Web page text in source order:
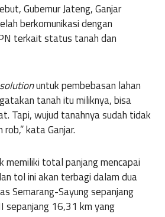
Gubernur Jateng, Ganjar
berkomunikasi dengan
terkait status tanah dan
untuk pembebasan lahan
tanah itu miliknya, bisa
Tapi, wujud tanahnya sudah tidak
kata Ganjar.
memiliki total panjang mencapai
tol ini akan terbagi dalam dua
Semarang-Sayung sepanjang
sepanjang 16,31 km yang